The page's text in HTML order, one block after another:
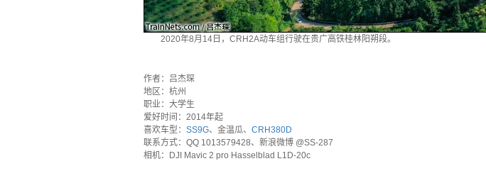
2020年8月14日，CRH2A动车组行驶在贵广高铁桂林阳朔段。
作者：吕杰琛
地区：杭州
职业：大学生
爱好时间：2014年起
喜欢车型： SS9G、金温瓜、 CRH380D
联系方式：QQ 1013579428、新浪微博 @SS-287
相机：DJI Mavic 2 pro Hasselblad L1D-20c